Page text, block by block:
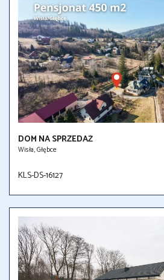
DOM NA SPRZEDAŻ
Wisła, Głębce
KLS-DS-16127